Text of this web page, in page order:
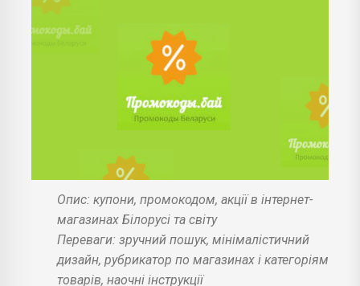
Опис: купони, промокодом, акції в інтернет-
магазинах Білорусі та світу
Переваги: зручний пошук, мінімалістичний
дизайн, рубрикатор по магазинах і категоріям
товарів, наочні інструкції